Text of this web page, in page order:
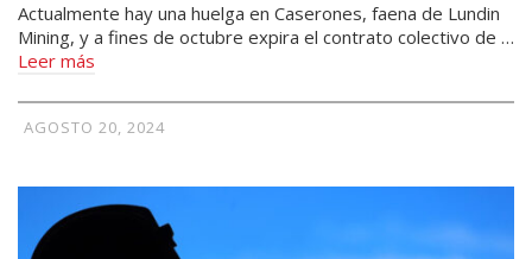
Actualmente hay una huelga en Caserones, faena de Lundin
Mining, y a fines de octubre expira el contrato colectivo de …
Leer más
AGOSTO 20, 2024